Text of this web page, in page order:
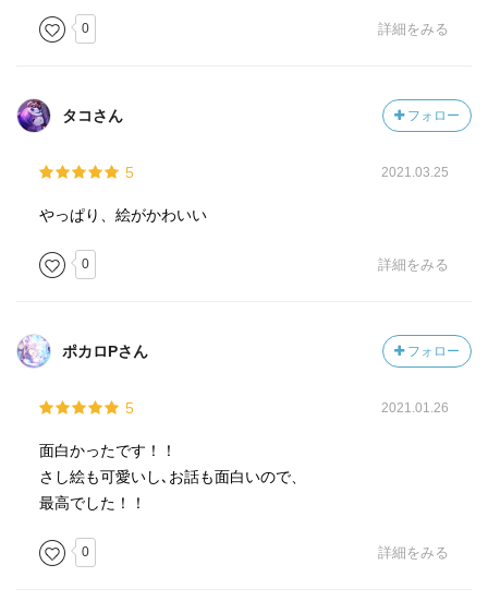
0 詳細をみる
タコさん フォロー
5 2021.03.25
やっぱり、絵がかわいい
0 詳細をみる
ポカロPさん フォロー
5 2021.01.26
面白かったです！！
さし絵も可愛いし､お話も面白いので、
最高でした！！
0 詳細をみる